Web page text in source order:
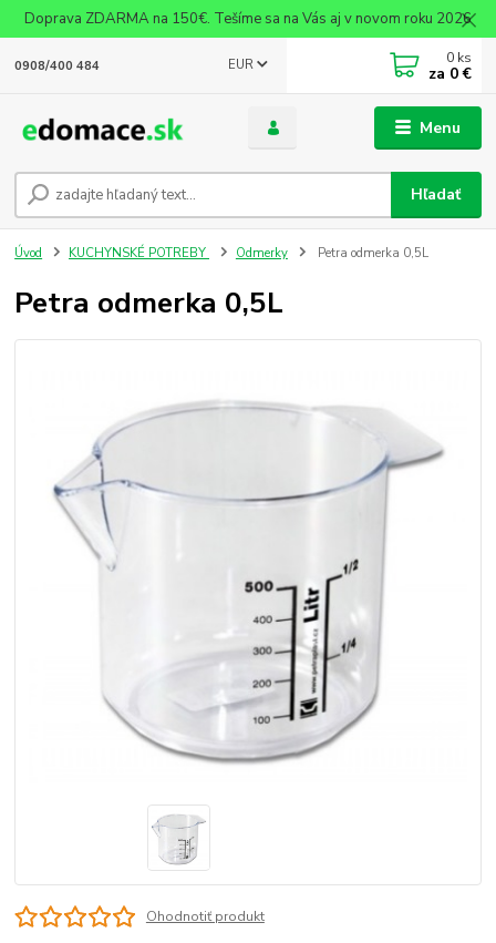
Doprava ZDARMA na 150€. Tešíme sa na Vás aj v novom roku 2026
Menu
EUR
Hľadať
0908/400 484 0 ks
za 0 €
Úvod KUCHYNSKÉ POTREBY Odmerky Petra odmerka 0,5L
Petra odmerka 0,5L
Ohodnotiť produkt